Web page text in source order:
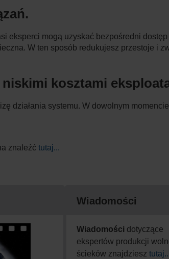
eksperci mogą uzyskać bezpośredni
W ten sposób redukujesz przestoje i
kosztami
działania systemu. W dowolnym
znaleźć tutaj...
Wiadomości
Wiadomości dotyczące
ekspertów produkcji
ścieków znajdziesz